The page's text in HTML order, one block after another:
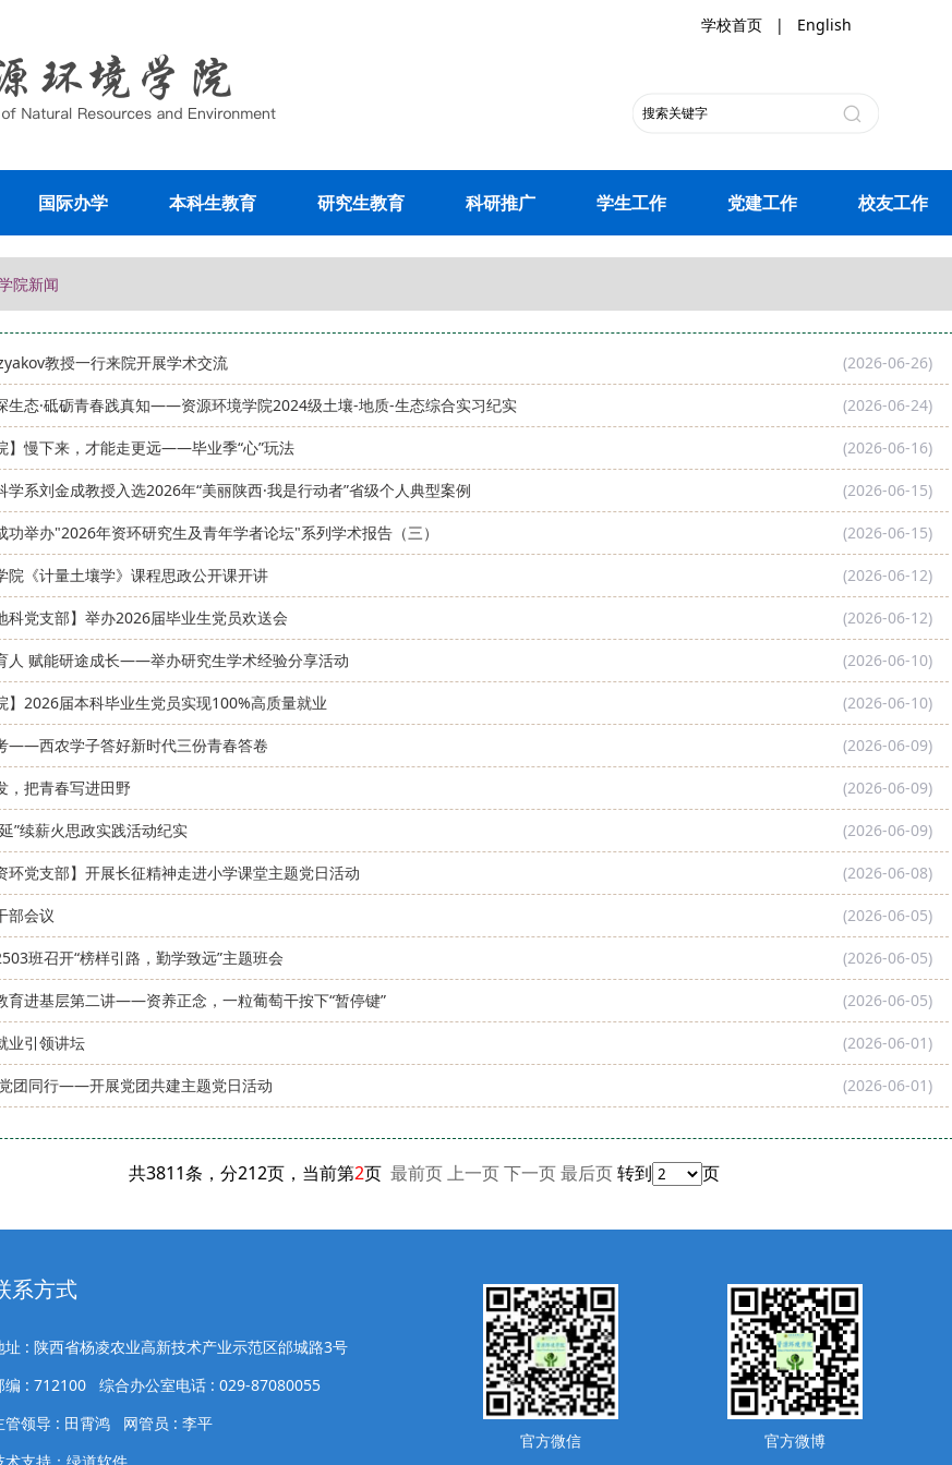
学校首页 | English
国际办学 本科生教育 研究生教育 科研推广 学生工作 党建工作 校友工作
院新闻
(2026-06-26)
教授一行来院开展学术交流
(2026-06-24)
生态·砥砺青春践真知——资源环境学院2024级土壤-地质-生态综合实习纪实
(2026-06-16)
】慢下来，才能走更远——毕业季“心”玩法
(2026-06-15)
学系刘金成教授入选2026年“美丽陕西·我是行动者”省级个人典型案例
(2026-06-15)
功举办"2026年资环研究生及青年学者论坛"系列学术报告（三）
(2026-06-12)
院《计量土壤学》课程思政公开课开讲
(2026-06-12)
科党支部】举办2026届毕业生党员欢送会
(2026-06-10)
人 赋能研途成长——举办研究生学术经验分享活动
(2026-06-10)
】2026届本科毕业生党员实现100%高质量就业
(2026-06-09)
——西农学子答好新时代三份青春答卷
(2026-06-09)
，把青春写进田野
(2026-06-09)
”续薪火思政实践活动纪实
(2026-06-08)
环党支部】开展长征精神走进小学课堂主题党日活动
(2026-06-05)
部会议
(2026-06-05)
班召开“榜样引路，勤学致远”主题班会
(2026-06-05)
育进基层第二讲——资养正念，一粒葡萄干按下“暂停键”
(2026-06-01)
业引领讲坛
(2026-06-01)
团同行——开展党团共建主题党日活动
共3811条，分212页，当前第2页 最前页上一页下一页最后页转到 页
系方式
址 : 陕西省杨凌农业高新技术产业示范区邰城路3号
编 : 712100 综合办公室电话 : 029-87080055
管领导 : 田霄鸿 网管员 : 李平
官方微信 官方微博